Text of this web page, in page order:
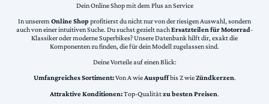
Dein Online Shop mit dem Plus an Service
In unserem Online Shopprofitierst du nicht nur von der riesigen Auswahl, sondern
auch von einer intuitiven Suche. Du suchst gezielt nachErsatzteilen für Motorrad-
Klassiker oder moderne Superbikes? Unsere Datenbank hilft dir, exakt die
Komponenten zu finden, die für dein Modell zugelassen sind.
Deine Vorteile auf einen Blick:
Umfangreiches Sortiment:Von A wieAuspuffbis Z wieZündkerzen.
Attraktive Konditionen:Top-Qualitätzu besten Preisen.